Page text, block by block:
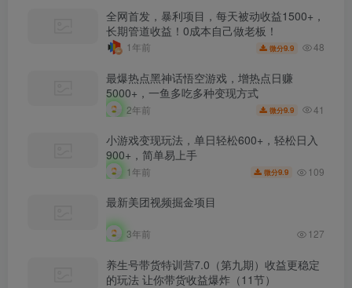
全网首发，暴利项目，每天被动收益1500+，
长期管道收益！0成本自己做老板！
1年前 微分9.9 48
最爆热点黑神话悟空游戏，增热点日赚
5000+，一鱼多吃多种变现方式
2年前 微分9.9 41
小游戏变现玩法，单日轻松600+，轻松日入
900+，简单易上手
1年前 微分9.9 109
最新美团视频掘金项目
3年前 127
养生号带货特训营7.0（第九期）收益更稳定
的玩法 让你带货收益爆炸（11节）